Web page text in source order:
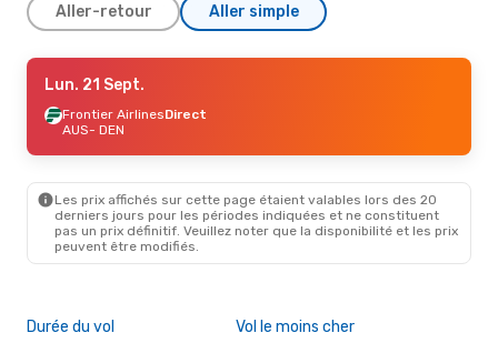
Aller-retour Aller simple
Ven. 11 Sept.- Lun. 14 Sept.
Frontier AirlinesDirect
AUS- DEN
DEN- AUS
Lun. 2 Nov.- Mar. 3 Nov.
Frontier AirlinesDirect
Lun. 21 Sept.
Frontier AirlinesDirect
AUS- DEN
Les prix affichés sur cette page étaient valables lors des 20
derniers jours pour les périodes indiquées et ne constituent
pas un prix définitif. Veuillez noter que la disponibilité et les prix
peuvent être modifiés.
Durée du vol Vol le moins cher